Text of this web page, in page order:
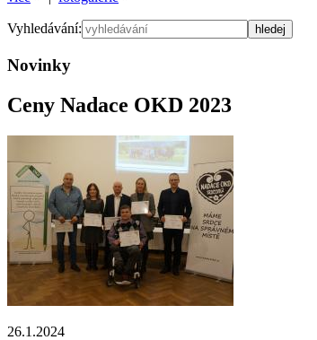
Vyhledávání:
Novinky
Ceny Nadace OKD 2023
26.1.2024